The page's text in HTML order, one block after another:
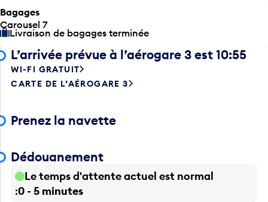
Bagages
Carousel 7
Livraison de bagages terminée
L’arrivée prévue à l’aérogare 3 est 10:55
WI-FI GRATUIT
CARTE DE L’AÉROGARE 3
Prenez la navette
Dédouanement
Le temps d'attente actuel est normal
0 - 5 minutes